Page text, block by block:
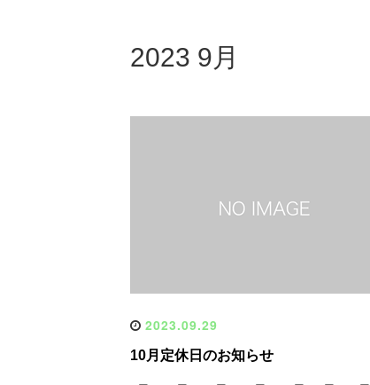
2023 9月
2023.09.29
10月定休日のお知らせ